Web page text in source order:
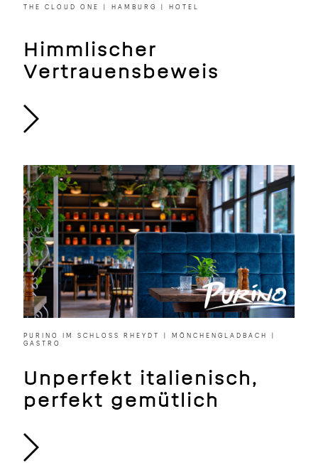
THE CLOUD ONE | HAMBURG | HOTEL
Himmlischer
Vertrauensbeweis
PURINO IM SCHLOSS RHEYDT | MÖNCHENGLADBACH |
GASTRO
Unperfekt italienisch,
perfekt gemütlich